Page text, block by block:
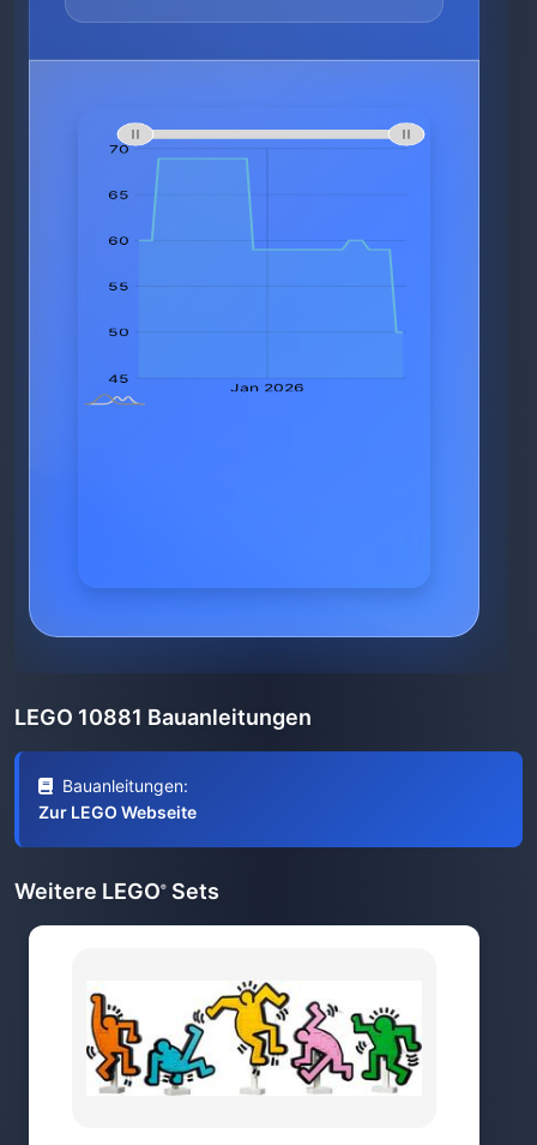
LEGO 10881 Bauanleitungen
Bauanleitungen:
Zur LEGO Webseite
Weitere LEGO® Sets